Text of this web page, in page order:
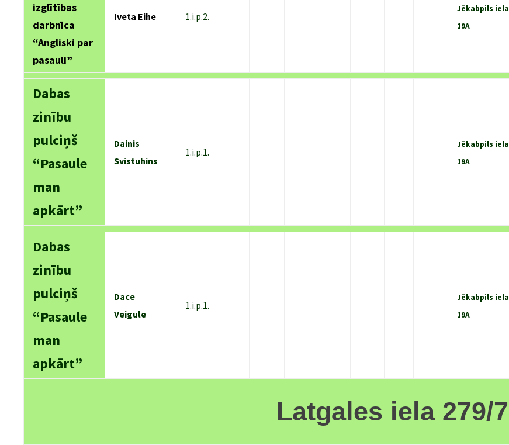
izglītības
darbnīca
“Angliski par
pasauli”
Iveta Eihe 1.i.p.2.
Jēkabpils iela
19A
Dabas
zinību
pulciņš
“Pasaule
man
apkārt”
Dainis
Svistuhins
1.i.p.1.
Jēkabpils iela
19A
Dabas
zinību
pulciņš
“Pasaule
man
apkārt”
Dace
Veigule
1.i.p.1.
Jēkabpils iela
19A
Latgales iela 279/7